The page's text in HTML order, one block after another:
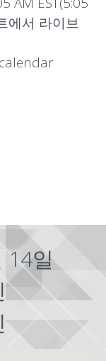
에서 라이브
14일